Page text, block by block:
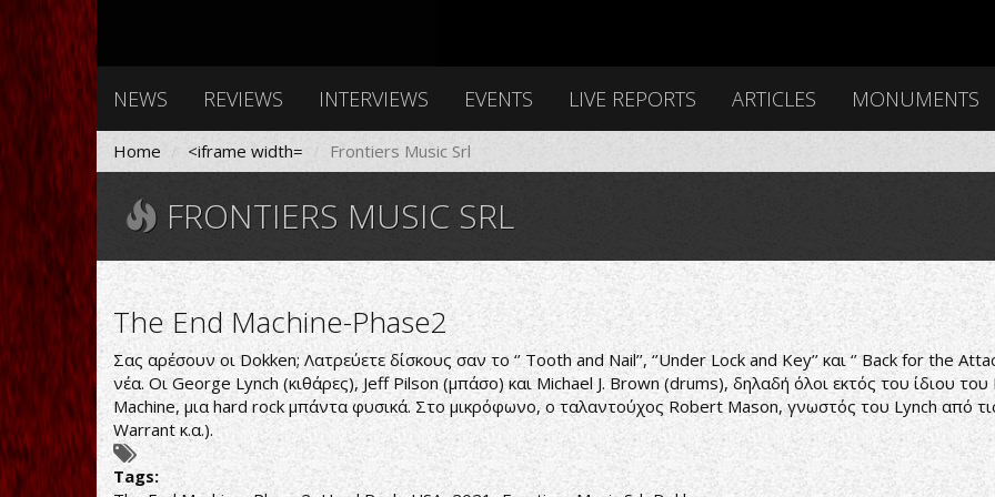
NEWS REVIEWS INTERVIEWS EVENTS LIVE REPORTS ARTICLES MONUMENTS
Home <iframe width= Frontiers Music Srl
FRONTIERS MUSIC SRL
The End Machine-Phase2
Σας αρέσουν οι Dokken; Λατρεύετε δίσκους σαν το ‘’ Tooth and Nail’’, ‘’Under Lock and Key’’ και ‘’ Back for the
νέα. Οι George Lynch (κιθάρες), Jeff Pilson (μπάσο) και Michael J. Brown (drums), δηλαδή όλοι εκτός του ίδιου
Machine, μια hard rock μπάντα φυσικά. Στο μικρόφωνο, ο ταλαντούχος Robert Mason, γνωστός του Lynch από
Warrant κ.α.).
Tags: